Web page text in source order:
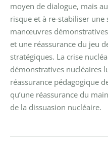
moyen de dialogue, mais
risque et à re-stabiliser
manœuvres
et une réassurance du jeu
stratégiques. La crise
démonstratives nucléaires
réassurance pédagogique
qu’une réassurance du
de la dissuasion nucléaire.